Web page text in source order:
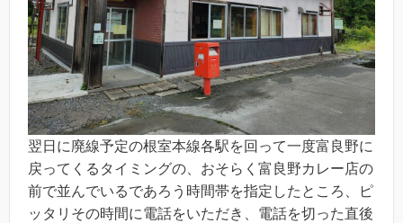
翌日に廃線予定の根室本線各駅を回って一度富良野に
戻ってくるタイミングの、おそらく富良野カレー店の
前で並んでいるであろう時間帯を指定したところ、ピ
ッタリその時間に電話をいただき、電話を切った直後